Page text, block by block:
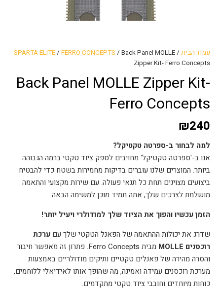
עמוד הבית /
SPARTA ELITE/ FERRO CONCEPTS / Back Panel MOLLE
Zipper Kit- Ferro Concepts
Back Panel MOLLE Zipper Kit-
Ferro Concepts
₪240
למה לבחור ב-ספרטה טקטיקל?
אנו ב-'ספרטה טקטיקל' מחויבים לספק ציוד טקטי ברמה הגבוהה
ביותר. המוצרים שלנו עוברים בדיקות מחמירות בשטח כדי להבטיח
ביצועים מצוינים תחת כל תנאי פעולה. עם שירות מקצועי והתאמה
מושלמת לצרכים שלך, אתה תמיד מוכן למשימה הבאה.
הזמן עכשיו והפוך את הציוד שלך למודולרי ויעיל יותר!
שדרג את יכולות ההתאמה של הפאנל הטקטי שלך עםערכת
רוכסנים MOLLE
מבית Ferro Concepts. פתרון זה מאפשר חיבור
והסרה מהירה של פאנלים טקטיים ותיקים מודולריים באמצעות
מערכת רוכסנים עמידה ואמינה, מה שהופך אותו לאידיאלי ללוחמים,
כוחות מיוחדים וחובבי ציוד טקטי מתקדמים.